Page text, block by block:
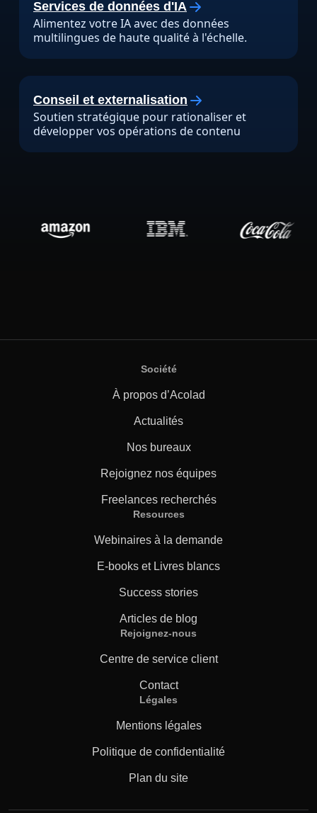
Services de données d'IA
Alimentez votre IA avec des données
multilingues de haute qualité à l'échelle.
Conseil et externalisation
Soutien stratégique pour rationaliser et
développer vos opérations de contenu
Société
À propos d’Acolad
Actualités
Nos bureaux
Rejoignez nos équipes
Freelances recherchés
Resources
Webinaires à la demande
E-books et Livres blancs
Success stories
Articles de blog
Rejoignez-nous
Centre de service client
Contact
Légales
Mentions légales
Politique de confidentialité
Plan du site